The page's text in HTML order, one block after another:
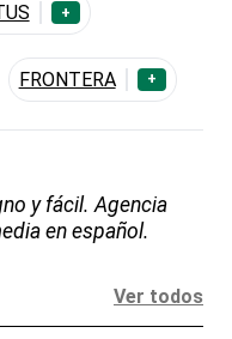
+
FRONTERA +
y fácil. Agencia
en español.
Ver todos